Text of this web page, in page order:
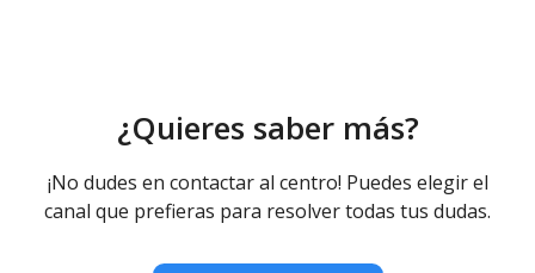
¿Quieres saber más?
¡No dudes en contactar al centro! Puedes elegir el
canal que prefieras para resolver todas tus dudas.